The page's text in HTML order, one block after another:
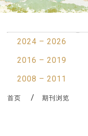
2024 – 2026
2016 – 2019
2008 – 2011
首页 期刊浏览